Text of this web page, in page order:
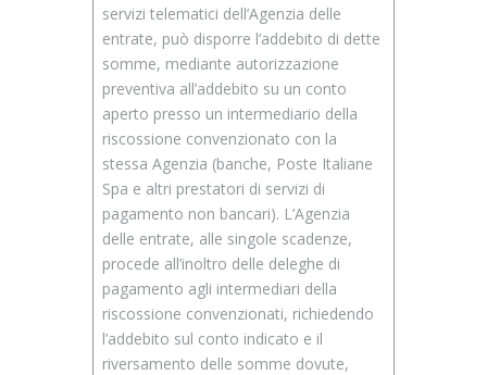
servizi telematici dell’Agenzia delle
entrate, può disporre l’addebito di dette
somme, mediante autorizzazione
preventiva all’addebito su un conto
aperto presso un intermediario della
riscossione convenzionato con la
stessa Agenzia (banche, Poste Italiane
Spa e altri prestatori di servizi di
pagamento non bancari). L’Agenzia
delle entrate, alle singole scadenze,
procede all’inoltro delle deleghe di
pagamento agli intermediari della
riscossione convenzionati, richiedendo
l’addebito sul conto indicato e il
riversamento delle somme dovute,